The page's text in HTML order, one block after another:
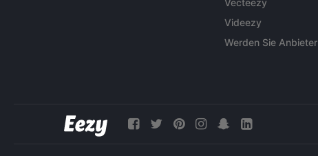
Vecteezy
Videezy
Werden Sie Anbieter